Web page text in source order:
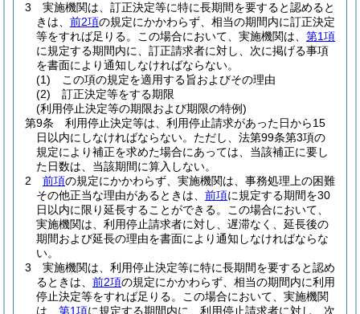
3
実施機関は、訂正決定等に特に長期間を要すると認めると
きは、 前2項の規定にかかわらず、相当の期間内に訂正決定
等をすれば足りる。
この場合において、実施機関は、 第1項
に規定する期間内に、訂正請求者に対し、次に掲げる事項
を書面により通知しなければならない。
(1)
この項の規定を適用する旨およびその理由
(2)
訂正決定等をする期限
(利用停止決定等の期限および期限の特例)
第9条
利用停止決定等は、利用停止請求があった日から15
日以内にしなければならない。 ただし、法第99条第3項の
規定により補正を求めた場合にあっては、当該補正に要し
た日数は、当該期間に算入しない。
2
前項の規定にかかわらず、実施機関は、事務処理上の困難
その他正当な理由があるときは、 前項に規定する期間を30
日以内に限り延長することができる。
この場合において、
実施機関は、利用停止請求者に対し、遅滞なく、延長後の
期間および延長の理由を書面により通知しなければならな
い。
3
実施機関は、利用停止決定等に特に長期間を要すると認め
るときは、 前2項の規定にかかわらず、相当の期間内に利用
停止決定等をすれば足りる。
この場合において、実施機関
は、 第1項に規定する期間内に、利用停止請求者に対し、次